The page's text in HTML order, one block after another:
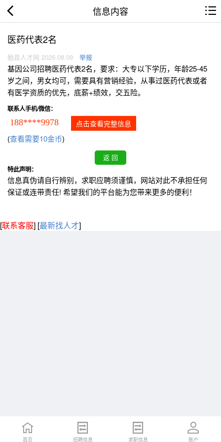
信息内容
医药代表2名
勉县人才网 2026.08.09 举报
基因公司招聘医药代表2名，要求：大专以下学历，年龄25-45
岁之间，男女均可，需要具有营销经验，从事过医药代表或者
有医学资质的优先，底薪+绩效，交五险。
联系人手机/微信：
188****9978 点击查看完整信息
(查看需要10金币)
特此声明：
信息真伪请自行辨别，求职应聘须谨慎，网站对此不承担任何
保证或连带责任! 希望我们的平台能为您带来更多的便利！
[联系客服] [最新找人才]
首页 招聘信息 求职信息 账户